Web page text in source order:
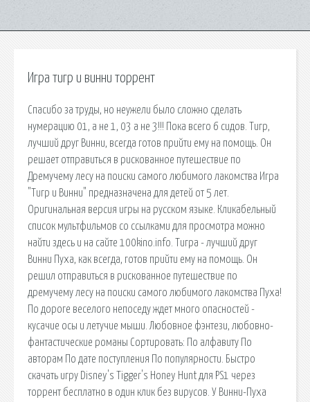
Игра тигр и винни торрент
Спасибо за труды, но неужели было сложно сделать
нумерацию 01, а не 1, 03 а не 3!!! Пока всего 6 сидов. Тигр,
лучший друг Винни, всегда готов прийти ему на помощь. Он
решает отправиться в рискованное путешествие по
Дремучему лесу на поиски самого любимого лакомства Игра
"Тигр и Винни" предназначена для детей от 5 лет.
Оригинальная версия игры на русском языке. Кликабельный
список мультфильмов со ссылками для просмотра можно
найти здесь и на сайте 100kino.info. Тигра - лучший друг
Винни Пуха, как всегда, готов прийти ему на помощь. Он
решил отправиться в рискованное путешествие по
дремучему лесу на поиски самого любимого лакомства Пуха!
По дороге веселого непоседу ждет много опасностей -
кусачие осы и летучие мыши. Любовное фэнтези, любовно-
фантастические романы Сортировать: По алфавиту По
авторам По дате поступления По популярности. Быстро
скачать игру Disney's Tigger's Honey Hunt для PS1 через
торрент бесплатно в один клик без вирусов. У Винни-Пуха